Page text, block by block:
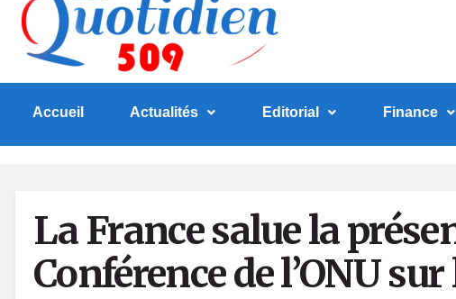
Accueil Actualités Editorial Finance
La France salue la
Conférence de l’ONU sur